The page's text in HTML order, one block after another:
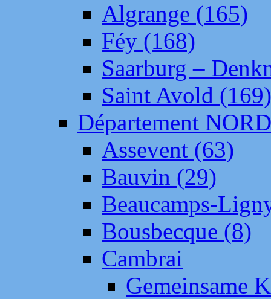
Algrange (165)
Féy (168)
Saarburg –
Saint Avold (169)
Département NORD
Assevent (63)
Bauvin (29)
Beaucamps-
Bousbecque (8)
Cambrai
Gemeinsame